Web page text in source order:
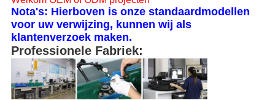
Nota's: Hierboven is onze standaardmodellen
voor uw verwijzing, kunnen wij als
klantenverzoek maken.
Professionele Fabriek: